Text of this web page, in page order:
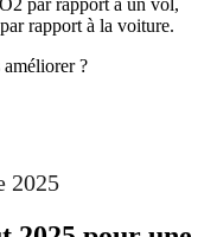
rapport à la voiture.
?
2025